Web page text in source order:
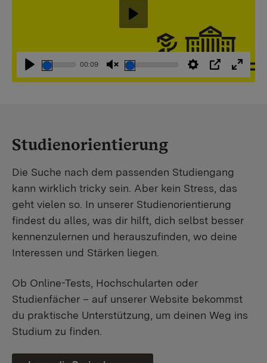
Abspielen
00:09
StummschaltungEinstellungen
PIP
Abspielen
Studienorientierung
Die Suche nach dem passenden Studiengang
kann wirklich tricky sein. Aber kein Stress, das
geht vielen so. In unserer Studienorientierung
findest du alles, was dir hilft, dich selbst besser
kennenzulernen und herauszufinden, wo deine
Interessen und Stärken liegen.
Ob Online-Tests, Hochschularten oder
Studienfächer – auf unserer Website bekommst
du praktische Unterstützung, um deinen Weg ins
Studium zu finden.